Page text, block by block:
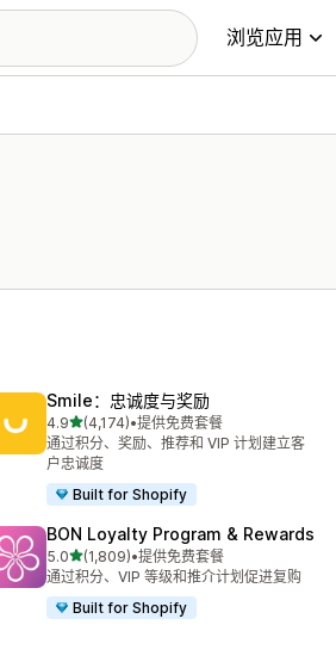
浏览应用
Smile：忠诚度与奖励
4.9星（满分 5 星）
(4,174)
总共 4174 条评论
•提供免费套餐
通过积分、奖励、推荐和 VIP 计划建立客
户忠诚度
Built for Shopify
BON Loyalty Program & Rewards
5.0星（满分 5 星）
(1,809)
总共 1809 条评论
•提供免费套餐
通过积分、VIP 等级和推介计划促进复购
Built for Shopify